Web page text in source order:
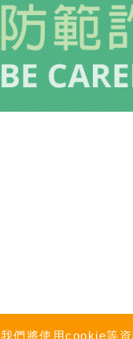
我們將使用cookie等